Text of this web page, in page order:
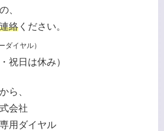
、
絡 ください。
ダイヤル）
祝日は休み）
ら、
会社
用ダイヤル